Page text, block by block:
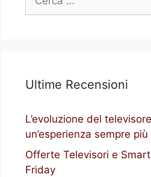
Ultime Recensioni
L’evoluzione del
un’esperienza sempre
Offerte Televisori e
Friday